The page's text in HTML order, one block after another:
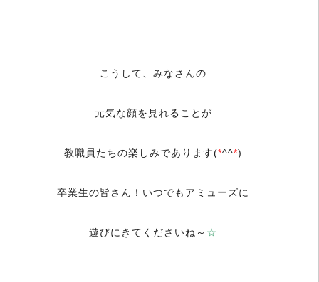
こうして、みなさんの
元気な顔を見れることが
教職員たちの楽しみであります(*^^*)
卒業生の皆さん！いつでもアミューズに
遊びにきてくださいね～ ☆